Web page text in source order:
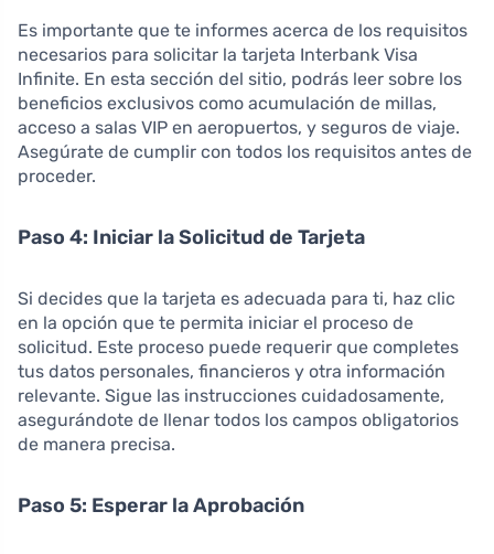
Es importante que te informes acerca de los requisitos
necesarios para solicitar la tarjeta Interbank Visa
Infinite. En esta sección del sitio, podrás leer sobre los
beneficios exclusivos como acumulación de millas,
acceso a salas VIP en aeropuertos, y seguros de viaje.
Asegúrate de cumplir con todos los requisitos antes de
proceder.
Paso 4: Iniciar la Solicitud de Tarjeta
Si decides que la tarjeta es adecuada para ti, haz clic
en la opción que te permita iniciar el proceso de
solicitud. Este proceso puede requerir que completes
tus datos personales, financieros y otra información
relevante. Sigue las instrucciones cuidadosamente,
asegurándote de llenar todos los campos obligatorios
de manera precisa.
Paso 5: Esperar la Aprobación